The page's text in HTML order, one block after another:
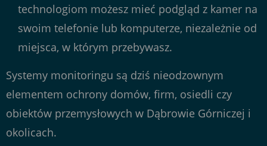
technologiom możesz mieć podgląd z kamer na
swoim telefonie lub komputerze, niezależnie od
miejsca, w którym przebywasz.
Systemy monitoringu są dziś nieodzownym
elementem ochrony domów, firm, osiedli czy
obiektów przemysłowych w Dąbrowie Górniczej i
okolicach.